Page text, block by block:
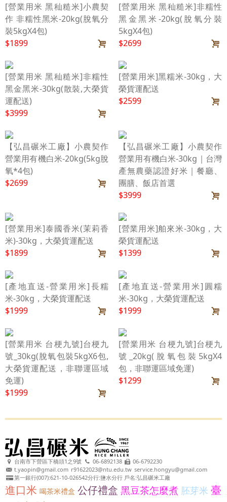
[營業用米 黑秈糙米]小農契
作 非糯性黑米-20kg(脫氧分
裝5kgX4包)
$1899
[營業用米 黑秈糙米]非糯性
黑金黑米-20kg(脫氧分裝
5kgX4包)
$2699
[營業用米 黑秈糙米]非糯性
黑金黑米-30kg(散裝,大榮貨
運配送)
$3999
[營業用米]黑糯米-30kg，大
榮貨運配送
$2599
【弘昌碾米工廠】小農契作
營業用有機白米-20kg(5kg脫
氧*4包)
$2699
【弘昌碾米工廠】小農契作
營業用有機白米-30kg｜台灣
產無農藥認證好米｜餐廳、
團膳、飯店首選
$3999
[營業用米]泰國香米(茉莉香
米)-30kg，大榮貨運配送
$1899
[營業用米]舶來米-30kg，大
榮貨運配送
$1399
[產地直送-營業用米]長糯
米-30kg，大榮貨運配送
$1999
[產地直送-營業用米]圓糯
米-30kg，大榮貨運配送
$1999
[營業用米 台梗九號]台梗九
號_30kg(脫氧包裝5kgX6包,
大榮貨運配送，非聯運區域
免運)
$1999
[營業用米 台梗九號]台梗九
號_20kg(脫氧包裝5kgX4
包，非聯運區域免運)
$1299
台南市下營區下橋頭1之9號 06-6892138
06-6792230
t.yaopin@gmail.com r91622023@ntu.edu.tw service.hongyu@gmail.com
第一銀行(007):621-10-026542分行:鹽水分行 戶名:弘昌碾米工廠
進口米 喝茶米禮盒 公仔禮盒 黑豆茶怎麼煮 胚芽米 臺